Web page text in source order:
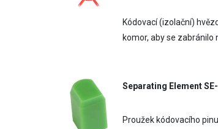
Kódovací (izolační)
komor, aby se
Separating Element SE-
Proužek kódovacího